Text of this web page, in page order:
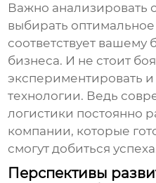
Важно анализировать
выбирать
соответствует
бизнеса. И не стоит
экспериментировать
технологии. Ведь
логистики постоянно
компании, которые
смогут добиться
Перспективы